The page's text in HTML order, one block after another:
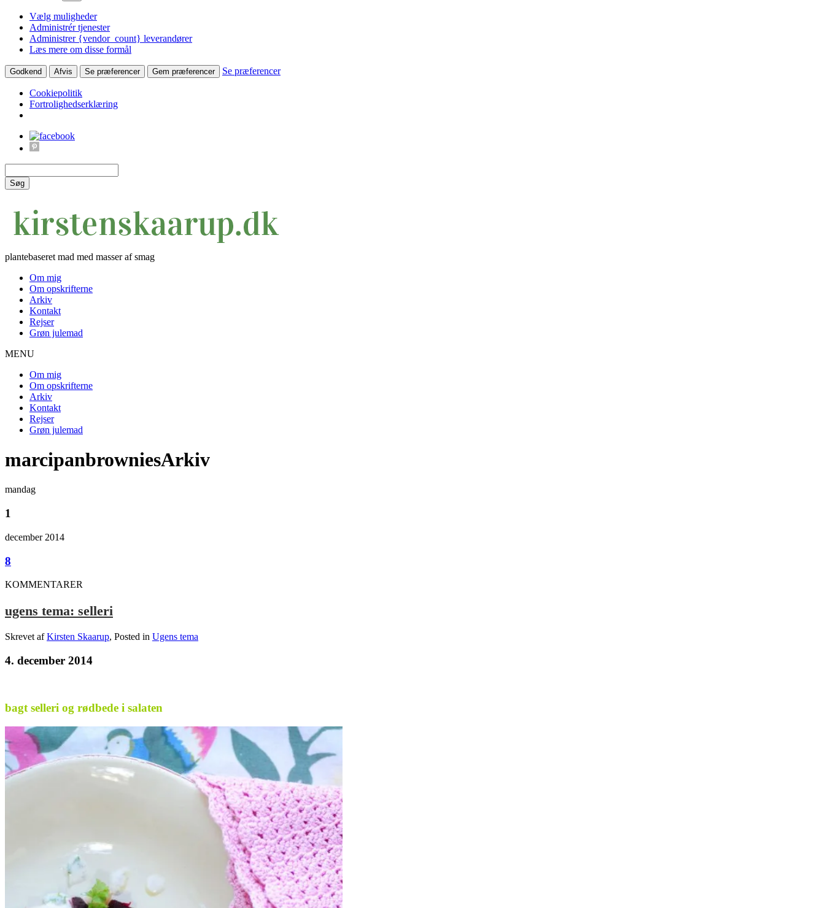
Vælg muligheder
Administrér tjenester
Administrer {vendor_count} leverandører
Læs mere om disse formål
Godkend Afvis Se præferencer Gem præferencer Se præferencer
Cookiepolitik
Fortrolighedserklæring
Søg
plantebaseret mad med masser af smag
Om mig
Om opskrifterne
Arkiv
Kontakt
Rejser
Grøn julemad
MENU
Om mig
Om opskrifterne
Arkiv
Kontakt
Rejser
Grøn julemad
marcipanbrowniesArkiv
mandag
1
december 2014
8
KOMMENTARER
ugens tema: selleri
Skrevet afKirsten Skaarup, Posted in Ugens tema
4. december 2014
bagt selleri og rødbede i salaten